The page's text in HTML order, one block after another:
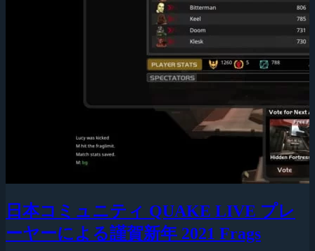
日本コミュニティ QUAKE LIVE プレ
ーヤーによる謹賀新年 2021 Frags